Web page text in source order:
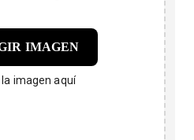
IMAGEN
imagen aquí